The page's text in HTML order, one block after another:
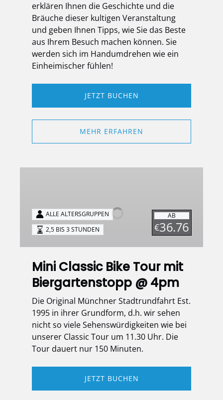
erklären Ihnen die Geschichte und die
Bräuche dieser kultigen Veranstaltung
und geben Ihnen Tipps, wie Sie das Beste
aus Ihrem Besuch machen können. Sie
werden sich im Handumdrehen wie ein
Einheimischer fühlen!
JETZT BUCHEN
MEHR ERFAHREN
Tour
mit
Biergartenstopp
@
AB
€36.76
ALLE ALTERSGRUPPEN
2,5 BIS 3 STUNDEN
Mini Classic Bike Tour mit
Biergartenstopp @ 4pm
Die Original Münchner Stadtrundfahrt Est.
1995 in ihrer Grundform, d.h. wir sehen
nicht so viele Sehenswürdigkeiten wie bei
unserer Classic Tour um 11.30 Uhr. Die
Tour dauert nur 150 Minuten.
JETZT BUCHEN